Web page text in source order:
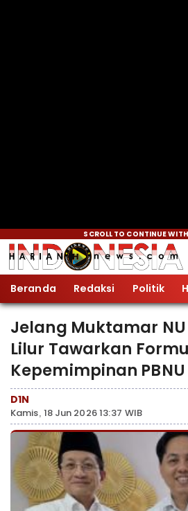
SCROLL TO CONTINUE
Beranda Redaksi Politik
Jelang Muktamar NU
Lilur Tawarkan
Kepemimpinan
D1N
Kamis, 18 Jun 2026 13:37 WIB